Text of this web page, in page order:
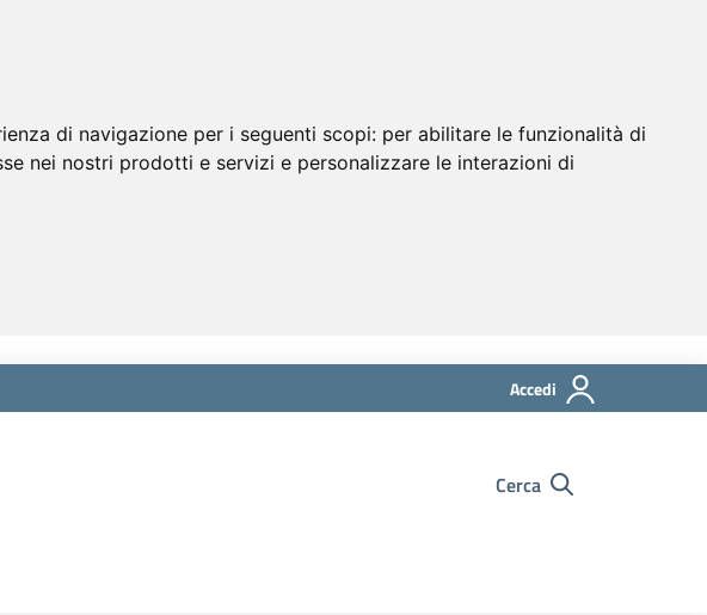
di navigazione per i seguenti scopi: per abilitare le funzionalità di
nei nostri prodotti e servizi e personalizzare le interazioni di
Accedi
Cerca